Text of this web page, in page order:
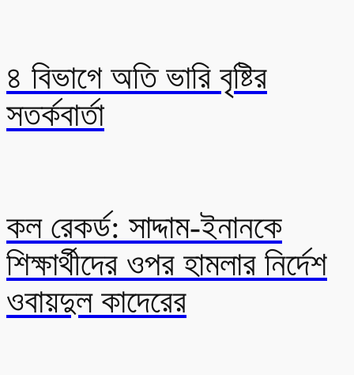
৪ বিভাগে অতি ভারি বৃষ্টির
সতর্কবার্তা
কল রেকর্ড: সাদ্দাম-ইনানকে
শিক্ষার্থীদের ওপর হামলার নির্দেশ
ওবায়দুল কাদেরের